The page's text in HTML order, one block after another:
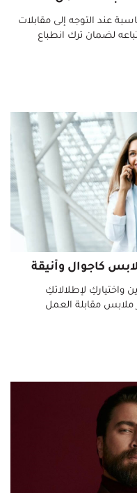
عند التوجه إلى مقابلات
لضمان ترك انطباع
كاجوال وأنيقة
لإطلالاتكِ
ملابس مقابلة العمل